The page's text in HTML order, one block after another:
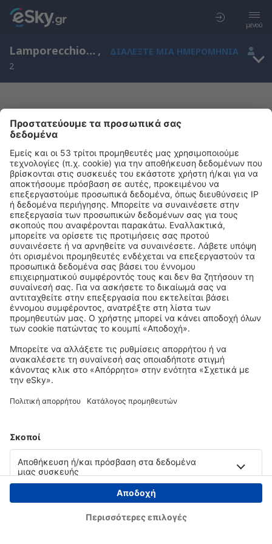
μενού
Lamporecchio, Τοσκάνη, Ιταλία ,
ΔΙΑΛΈΞΤΕ ΜΙΑ ΗΜΕΡΟΜΗΝΊΑ
2
Μας συγχωρείτε, δεν υπάρχουν
αποτελέσματα για την αναζήτησή σας
Προσπαθήστε να κάνετε αναζήτηση με διαφορετικά κριτήρια
Copyright © eSky.gr. Με την επιφύλαξη παντός νομίμου δικαιώματος.